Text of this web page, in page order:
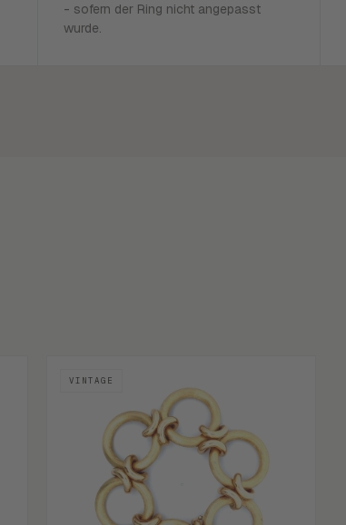
- sofern der Ring nicht angepasst
wurde.
VINTAGE